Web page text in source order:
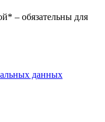
– обязательны для
данных